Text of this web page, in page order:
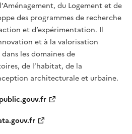
du Logement et de
des programmes de recherche
et d’expérimentation. Il
et à la valorisation
les domaines de
de l’habitat, de la
architecturale et urbaine.